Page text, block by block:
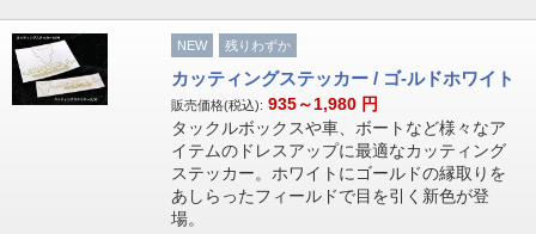
NEW 残りわずか
カッティングステッカー / ゴ-ルドホワイト
販売価格(税込): 935～1,980 円
タックルボックスや車、ボートなど様々なア
イテムのドレスアップに最適なカッティング
ステッカー。ホワイトにゴールドの縁取りを
あしらったフィールドで目を引く新色が登
場。